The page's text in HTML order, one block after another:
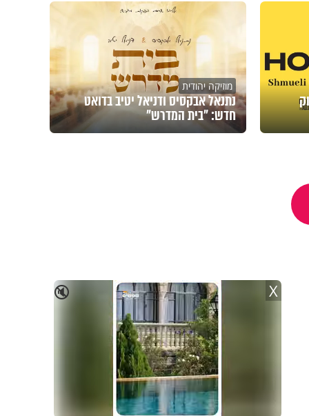
מוזיקה יהודית
נתנאל אבקסיס ודניאל יטיב בדואט
חדש: "בית המדרש"
🔇 X